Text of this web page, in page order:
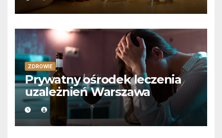
ZDROWIE
Prywatny ośrodek leczenia
uzależnień Warszawa